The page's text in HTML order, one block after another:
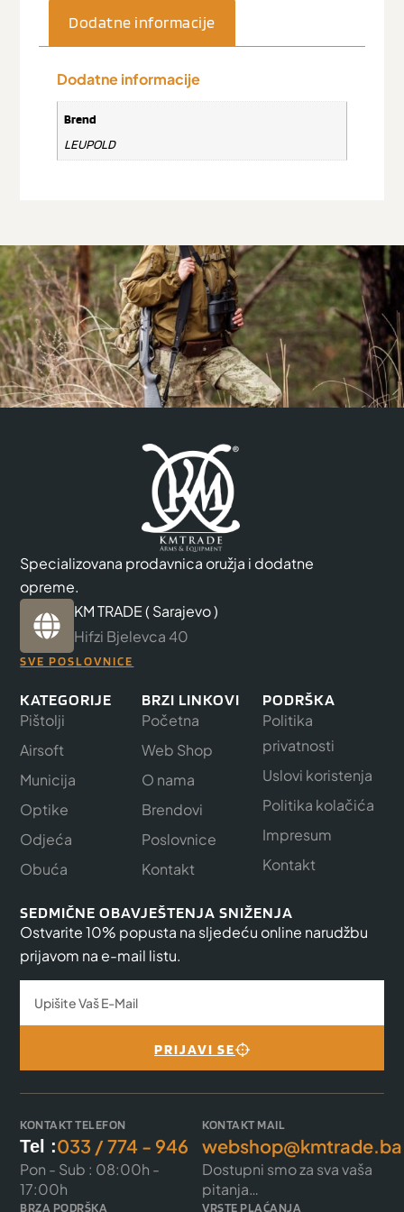
Dodatne informacije
Dodatne informacije
Brend
LEUPOLD
Specializovana prodavnica oružja i dodatne
opreme.
KM TRADE ( Sarajevo )
Hifzi Bjelevca 40
SVE POSLOVNICE
KATEGORIJE
Pištolji
Airsoft
Municija
Optike
Odjeća
Obuća
BRZI LINKOVI
Početna
Web Shop
O nama
Brendovi
Poslovnice
Kontakt
PODRŠKA
Politika
privatnosti
Uslovi koristenja
Politika kolačića
Impresum
Kontakt
SEDMIČNE OBAVJEŠTENJA SNIŽENJA
Ostvarite 10% popusta na sljedeću online narudžbu
prijavom na e-mail listu.
PRIJAVI SE
KONTAKT TELEFON
Tel :033 / 774 - 946
Pon - Sub : 08:00h -
17:00h
KONTAKT MAIL
webshop@kmtrade.ba
Dostupni smo za sva vaša
pitanja…
BRZA PODRŠKA VRSTE PLAĆANJA